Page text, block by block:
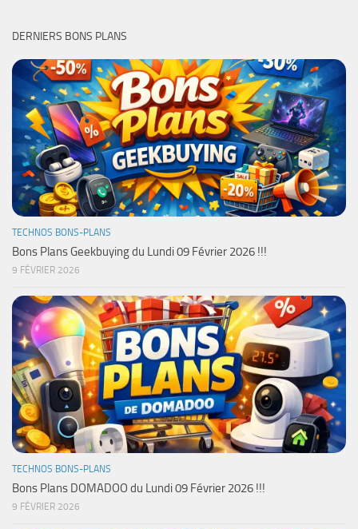
DERNIERS BONS PLANS
TECHNOS BONS-PLANS
Bons Plans Geekbuying du Lundi 09 Février 2026 !!!
9 FÉVRIER 2026
TECHNOS BONS-PLANS
Bons Plans DOMADOO du Lundi 09 Février 2026 !!!
9 FÉVRIER 2026